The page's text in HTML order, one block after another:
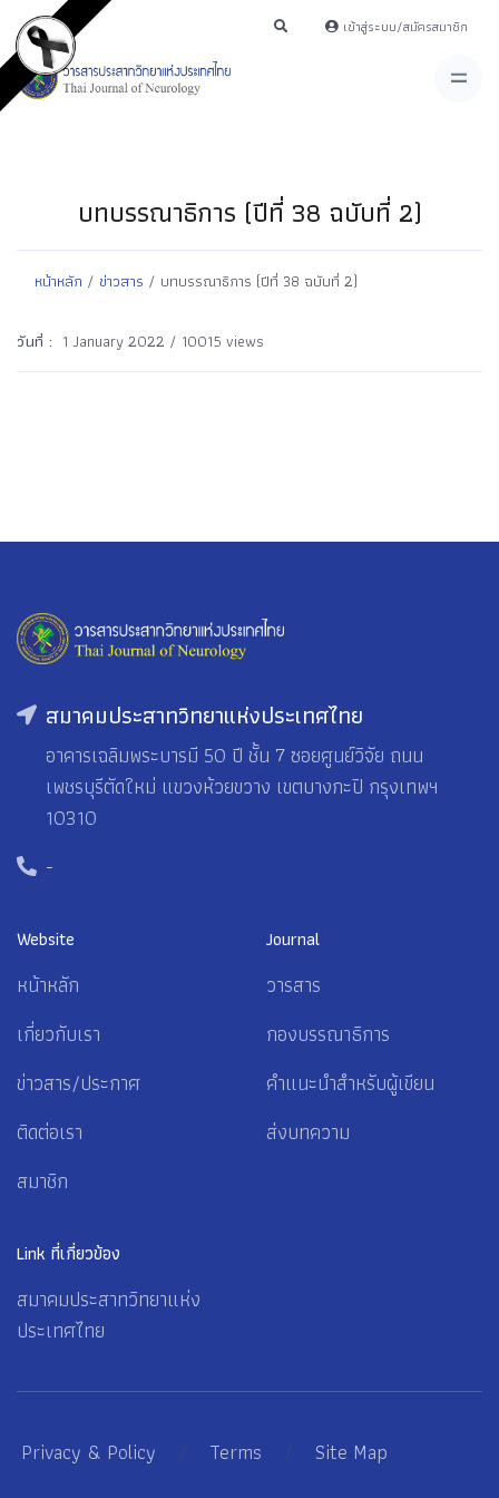
เข้าสู่ระบบ/สมัครสมาชิก
บทบรรณาธิการ (ปีที่ 38 ฉบับที่ 2)
หน้าหลัก / ข่าวสาร / บทบรรณาธิการ (ปีที่ 38 ฉบับที่ 2)
วันที่ : 1 January 2022 / 10015 views
สมาคมประสาทวิทยาแห่งประเทศไทย
อาคารเฉลิมพระบารมี 50 ปี ชั้น 7 ซอยศูนย์วิจัย ถนน
เพชรบุรีตัดใหม่ แขวงห้วยขวาง เขตบางกะปิ กรุงเทพฯ
10310
-
Website
หน้าหลัก
เกี่ยวกับเรา
ข่าวสาร/ประกาศ
ติดต่อเรา
สมาชิก
Journal
วารสาร
กองบรรณาธิการ
คำแนะนำสำหรับผู้เขียน
ส่งบทความ
Link ที่เกี่ยวข้อง
สมาคมประสาทวิทยาแห่ง
ประเทศไทย
Privacy & Policy / Terms / Site Map